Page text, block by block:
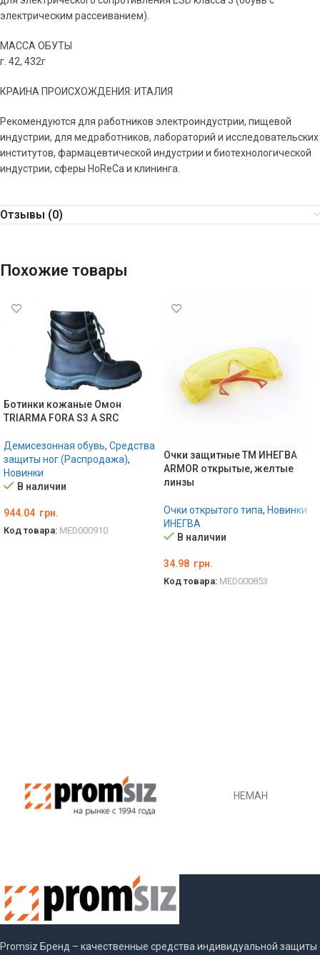
электрическим рассеиванием).
МАССА ОБУТЫ
г. 42, 432г
КРАИНА ПРОИСХОЖДЕНИЯ: ИТАЛИЯ
Рекомендуются для работников электроиндустрии, пищевой
индустрии, для медработников, лабораторий и исследовательских
институтов, фармацевтической индустрии и биотехнологической
индустрии, сферы HoReCa и клининга.
Отзывы (0)
Похожие товары
Ботинки кожаные Омон
TRIARMA FORA S3 A SRC
Демисезонная обувь, Средства
защиты ног (Распродажа),
Новинки
В наличии
944.04 грн.
Код товара: MED000910
Очки защитные ТМ ИНЕГВА
ARMOR открытые, желтые
линзы
Очки открытого типа, Новинки
ИНЕГВА
В наличии
34.98 грн.
Код товара: MED000853
НЕМАН
Promsiz Бренд – качественные средства индивидуальной защиты